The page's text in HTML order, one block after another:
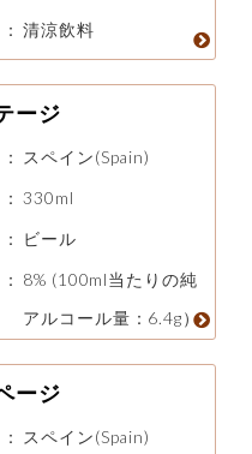
： 清涼飲料
ージ
：
スペイン(Spain)
： 330ml
：
ビール
： 8% (100ml当たりの純
アルコール量：6.4g）
ージ
：
スペイン(Spain)